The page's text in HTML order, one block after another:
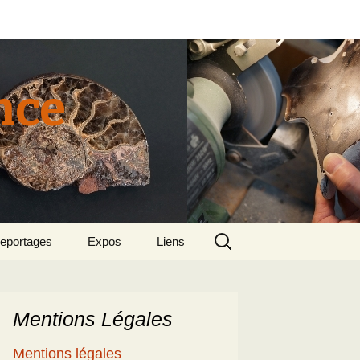
patrimoine
Expos Liens
Rechercher :
Mentions Légales
Mentions légales